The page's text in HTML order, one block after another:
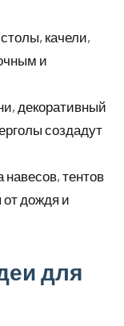
качели,
и
декоративный
создадут
навесов, тентов
дождя и
для